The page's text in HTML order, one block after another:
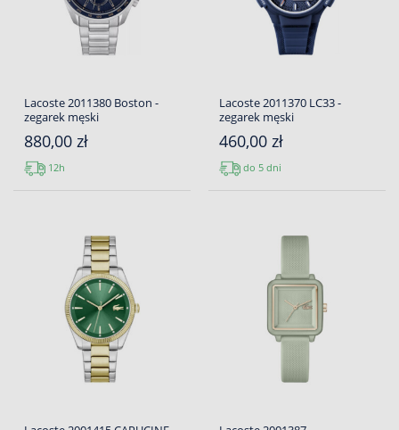
Lacoste 2011380 Boston -
zegarek męski
880,00 zł
12h
Lacoste 2011370 LC33 -
zegarek męski
460,00 zł
do 5 dni